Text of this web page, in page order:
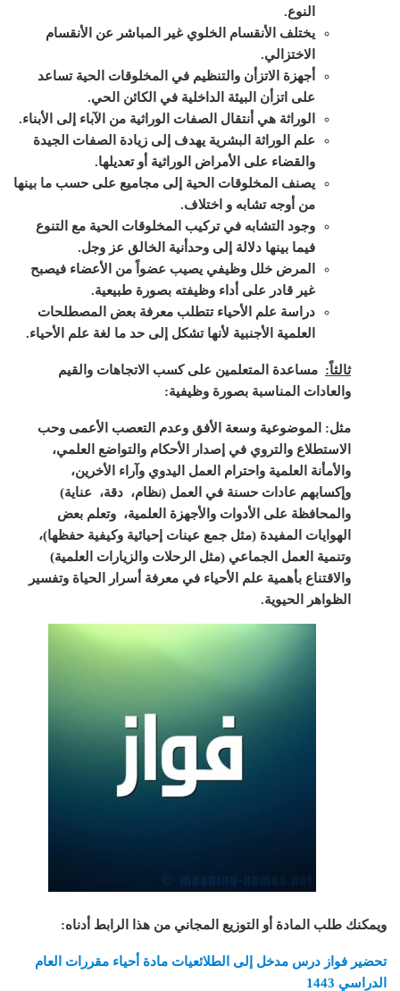
النوع.
يختلف الأنقسام الخلوي غير المباشر عن الأنقسام
الاختزالي.
أجهزة الاتزأن والتنظيم في المخلوقات الحية تساعد
على اتزأن البيئة الداخلية في الكائن الحي.
الوراثة هي أنتقال الصفات الوراثية من الآباء إلى الأبناء.
علم الوراثة البشرية يهدف إلى زيادة الصفات الجيدة
والقضاء على الأمراض الوراثية أو تعديلها.
يصنف المخلوقات الحية إلى مجاميع على حسب ما بينها
من أوجه تشابه و اختلاف.
وجود التشابه في تركيب المخلوقات الحية مع التنوع
فيما بينها دلالة إلى وحدأنية الخالق عز وجل.
المرض خلل وظيفي يصيب عضواً من الأعضاء فيصبح
غير قادر على أداء وظيفته بصورة طبيعية.
دراسة علم الأحياء تتطلب معرفة بعض المصطلحات
العلمية الأجنبية لأنها تشكل إلى حد ما لغة علم الأحياء.
ثالثاً: مساعدة المتعلمين على كسب الاتجاهات والقيم
والعادات المناسبة بصورة وظيفية:
مثل: الموضوعية وسعة الأفق وعدم التعصب الأعمى وحب
الاستطلاع والتروي في إصدار الأحكام والتواضع العلمي،
والأمأنة العلمية واحترام العمل اليدوي وآراء الأخرين،
وإكسابهم عادات حسنة في العمل (نظام، دقة، عناية)
والمحافظة على الأدوات والأجهزة العلمية، وتعلم بعض
الهوايات المفيدة (مثل جمع عينات إحيائية وكيفية حفظها)،
وتنمية العمل الجماعي (مثل الرحلات والزيارات العلمية)
والاقتناع بأهمية علم الأحياء في معرفة أسرار الحياة وتفسير
الظواهر الحيوية.
ويمكنك طلب المادة أو التوزيع المجاني من هذا الرابط أدناه:
تحضير فواز درس مدخل إلى الطلائعيات مادة أحياء مقررات العام
الدراسي 1443